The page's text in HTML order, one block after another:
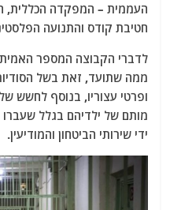
העממית – המפקדה הכללית,
חטיבת קודס והתנועה
לדברי הקבוצה המספר
ממה שתועד, זאת בשל
ופרטי עצוריו, בנוסף לחשש
מותם של ילדיהם בגלל
ידי שירותי הביטחון והמודיעין.